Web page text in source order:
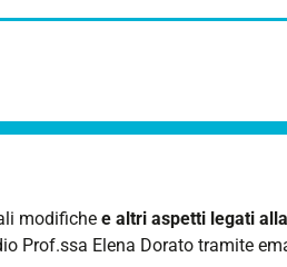
modifiche e altri aspetti legati
Prof.ssa Elena Dorato tramite